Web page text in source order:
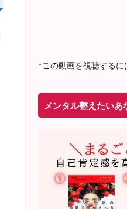
↑この動画を視聴するに
メンタル整えたいあ